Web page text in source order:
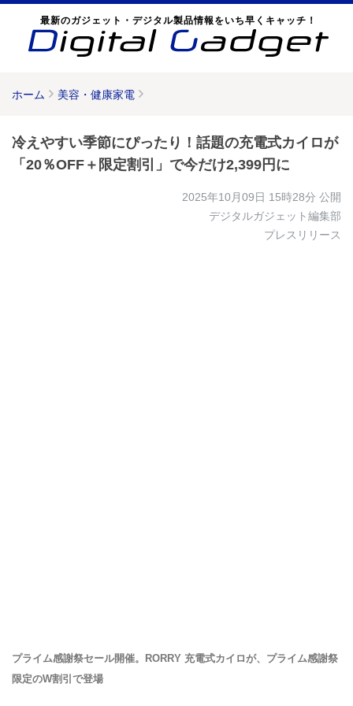
最新のガジェット・デジタル製品情報をいち早くキャッチ！
ホーム 美容・健康家電
冷えやすい季節にぴったり！話題の充電式カイロが
「20％OFF＋限定割引」で今だけ2,399円に
2025年10月09日 15時28分 公開
デジタルガジェット編集部
プレスリリース
プライム感謝祭セール開催。RORRY 充電式カイロが、プライム感謝祭
限定のW割引で登場